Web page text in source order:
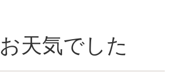
天気でした